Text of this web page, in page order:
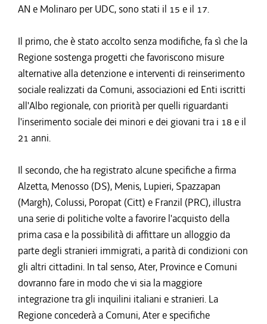
AN e Molinaro per UDC, sono stati il 15 e il 17.
Il primo, che è stato accolto senza modifiche, fa sì che la
Regione sostenga progetti che favoriscono misure
alternative alla detenzione e interventi di reinserimento
sociale realizzati da Comuni, associazioni ed Enti iscritti
all'Albo regionale, con priorità per quelli riguardanti
l'inserimento sociale dei minori e dei giovani tra i 18 e il
21 anni.
Il secondo, che ha registrato alcune specifiche a firma
Alzetta, Menosso (DS), Menis, Lupieri, Spazzapan
(Margh), Colussi, Poropat (Citt) e Franzil (PRC), illustra
una serie di politiche volte a favorire l'acquisto della
prima casa e la possibilità di affittare un alloggio da
parte degli stranieri immigrati, a parità di condizioni con
gli altri cittadini. In tal senso, Ater, Province e Comuni
dovranno fare in modo che vi sia la maggiore
integrazione tra gli inquilini italiani e stranieri. La
Regione concederà a Comuni, Ater e specifiche